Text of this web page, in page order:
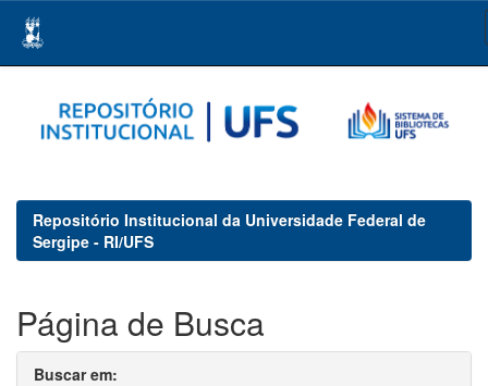
navigation
Repositório Institucional da Universidade Federal de
Sergipe - RI/UFS
Página de Busca
Buscar em: